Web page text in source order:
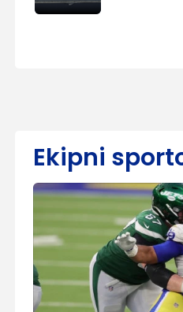
Ekipni